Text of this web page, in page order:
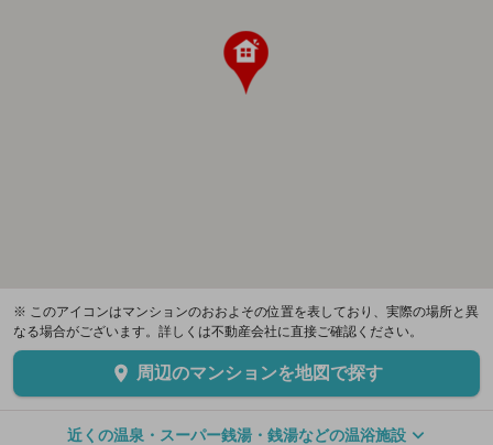
※ このアイコンはマンションのおおよその位置を表しており、実際の場所と異
なる場合がございます。詳しくは不動産会社に直接ご確認ください。
周辺のマンションを地図で探す
近くの温泉・スーパー銭湯・銭湯などの温浴施設